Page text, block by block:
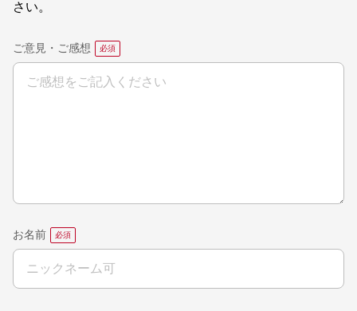
さい。
ご意見・ご感想
お名前